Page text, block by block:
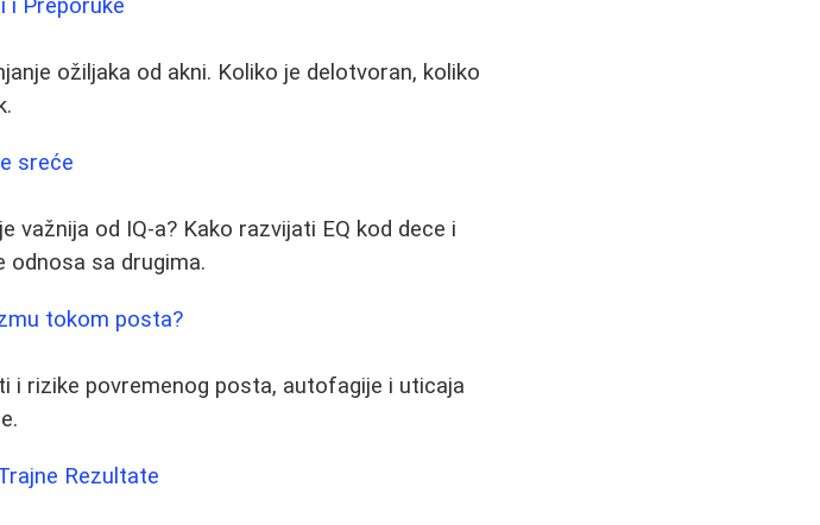
i Preporuke
ožiljaka od akni. Koliko je delotvoran, koliko
sreće
važnija od IQ-a? Kako razvijati EQ kod dece i
odnosa sa drugima.
tokom posta?
i rizike povremenog posta, autofagije i uticaja
Rezultate